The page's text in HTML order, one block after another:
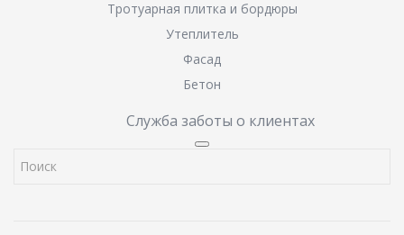
Тротуарная плитка и бордюры
Утеплитель
Фасад
Бетон
Служба заботы о клиентах